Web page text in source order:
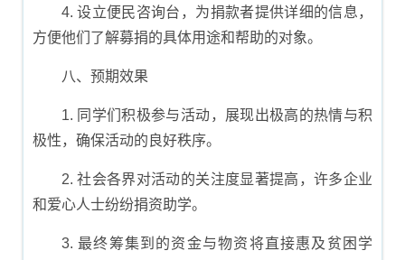
4. 设立便民咨询台，为捐款者提供详细的信息，
方便他们了解募捐的具体用途和帮助的对象。
八、预期效果
1. 同学们积极参与活动，展现出极高的热情与积
极性，确保活动的良好秩序。
2. 社会各界对活动的关注度显著提高，许多企业
和爱心人士纷纷捐资助学。
3. 最终筹集到的资金与物资将直接惠及贫困学